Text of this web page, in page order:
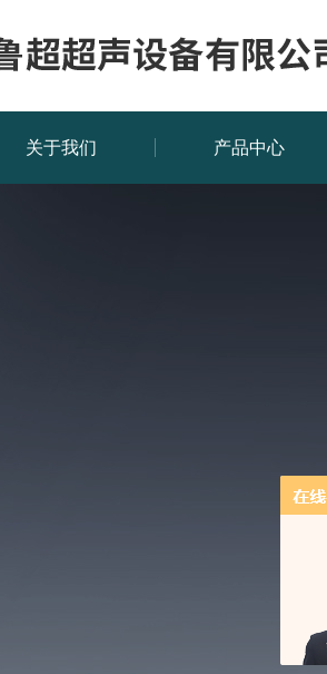
关于我们 产品中心